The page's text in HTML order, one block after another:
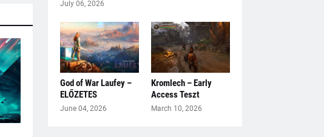
July 06, 2026
God of War Laufey –
ELŐZETES
June 04, 2026
Kromlech – Early
Access Teszt
March 10, 2026